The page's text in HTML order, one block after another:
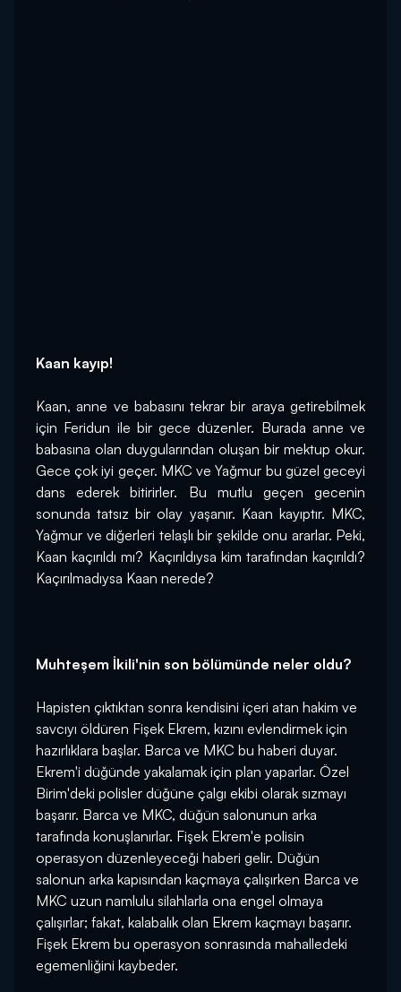
Kaan kayıp!
Kaan, anne ve babasını tekrar bir araya getirebilmek
için Feridun ile bir gece düzenler. Burada anne ve
babasına olan duygularından oluşan bir mektup okur.
Gece çok iyi geçer. MKC ve Yağmur bu güzel geceyi
dans ederek bitirirler. Bu mutlu geçen gecenin
sonunda tatsız bir olay yaşanır. Kaan kayıptır. MKC,
Yağmur ve diğerleri telaşlı bir şekilde onu ararlar. Peki,
Kaan kaçırıldı mı? Kaçırıldıysa kim tarafından kaçırıldı?
Kaçırılmadıysa Kaan nerede?
Muhteşem İkili'nin son bölümünde neler oldu?
Hapisten çıktıktan sonra kendisini içeri atan hakim ve
savcıyı öldüren Fişek Ekrem, kızını evlendirmek için
hazırlıklara başlar. Barca ve MKC bu haberi duyar.
Ekrem'i düğünde yakalamak için plan yaparlar. Özel
Birim'deki polisler düğüne çalgı ekibi olarak sızmayı
başarır. Barca ve MKC, düğün salonunun arka
tarafında konuşlanırlar. Fişek Ekrem'e polisin
operasyon düzenleyeceği haberi gelir. Düğün
salonun arka kapısından kaçmaya çalışırken Barca ve
MKC uzun namlulu silahlarla ona engel olmaya
çalışırlar; fakat, kalabalık olan Ekrem kaçmayı başarır.
Fişek Ekrem bu operasyon sonrasında mahalledeki
egemenliğini kaybeder.